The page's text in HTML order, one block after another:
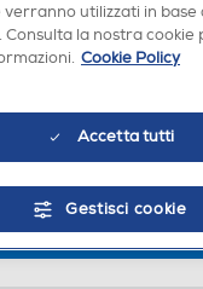
IN NEGOZIO
non disponibile
in 30' gratuito:verifica
CERCA NEGOZIO
verranno utilizzati in base
la nostra cookie
Cookie Policy
Accetta tutti
Gestisci cookie